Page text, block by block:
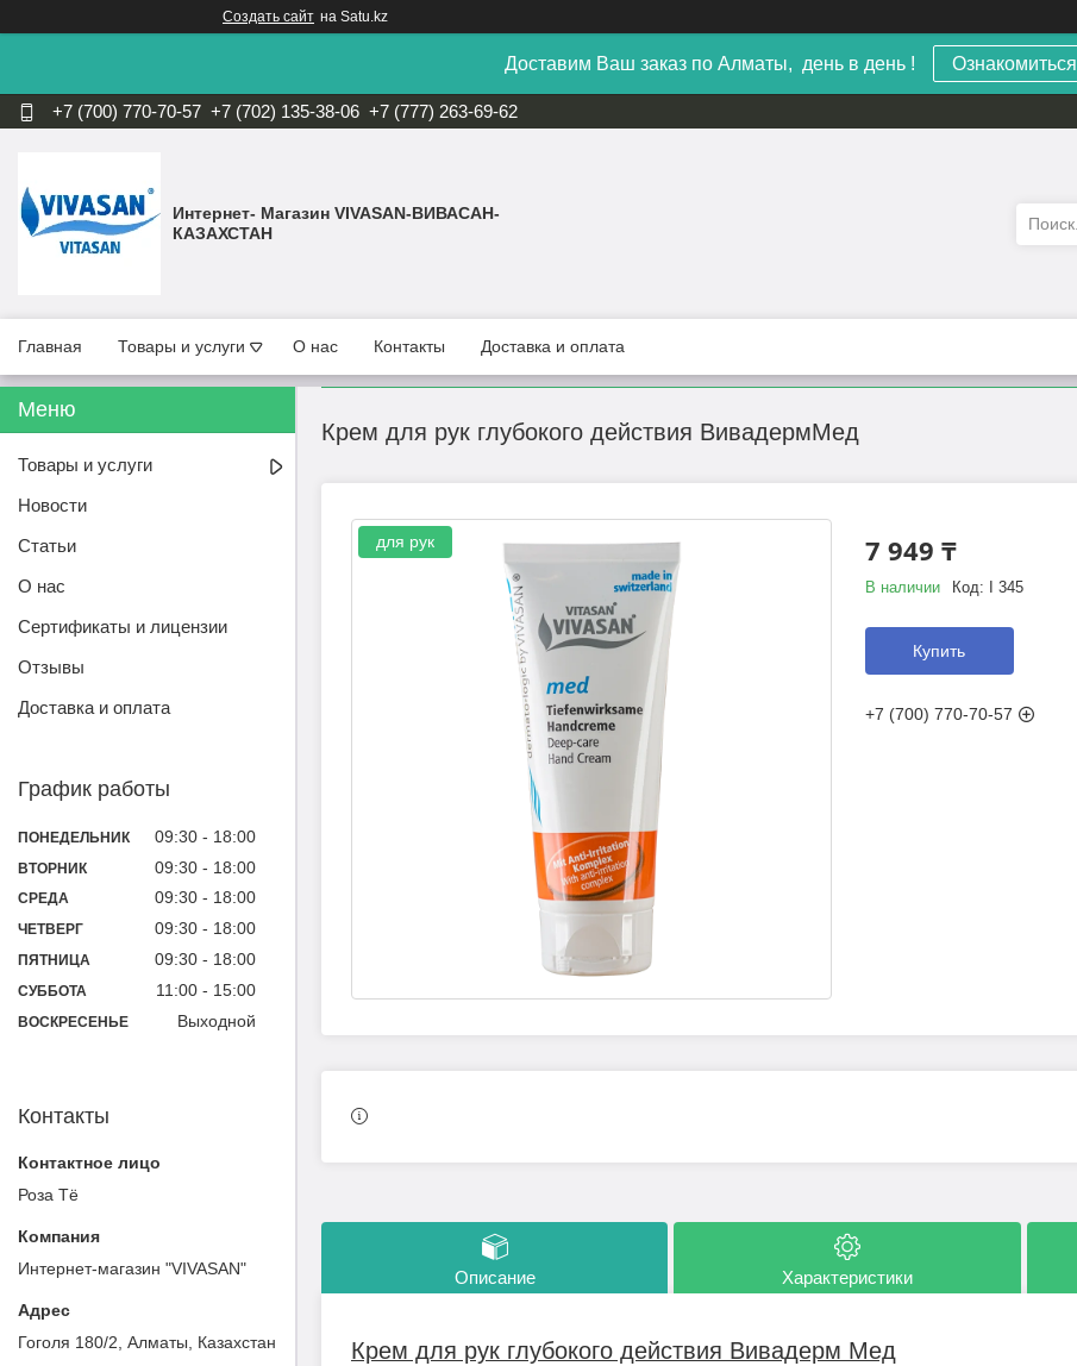
Создать сайт на Satu.kz
Доставим Ваш заказ по Алматы, день в день ! Ознакомиться
+7 (700) 770-70-57 +7 (702) 135-38-06 +7 (777) 263-69-62
Интернет- Магазин VIVASAN-ВИВАСАН-
КАЗАХСТАН
Главная Товары и услуги О нас Контакты Доставка и оплата
Крем для рук глубокого действия ВивадермМед
для рук 7 949 ₸
В наличии Код: I 345
Купить
+7 (700) 770-70-57
Описание Характеристики
Крем для рук глубокого действия Вивадерм Мед
Товары и услуги
Новости
Статьи
О нас
Сертификаты и лицензии
Отзывы
Доставка и оплата
График работы
ПОНЕДЕЛЬНИК 09:30 18:00
ВТОРНИК 09:30 18:00
СРЕДА 09:30 18:00
ЧЕТВЕРГ 09:30 18:00
ПЯТНИЦА 09:30 18:00
СУББОТА 11:00 15:00
ВОСКРЕСЕНЬЕ Выходной
Контакты
Роза Тё
Интернет-магазин "VIVASAN"
Гоголя 180/2, Алматы, Казахстан